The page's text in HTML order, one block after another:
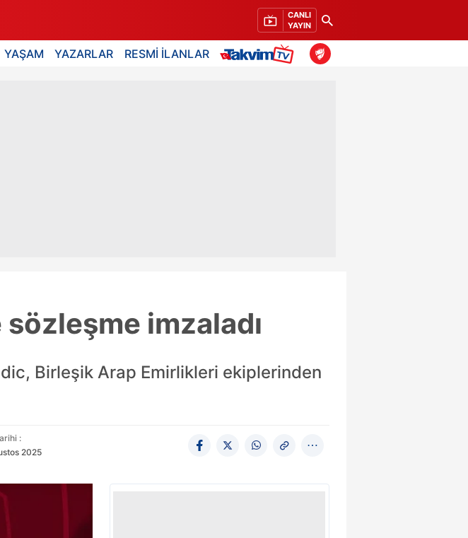
CANLI
YAYIN
YAŞAM YAZARLAR RESMİ İLANLAR
imzaladı
Birleşik Arap Emirlikleri ekiplerinden
:
2025